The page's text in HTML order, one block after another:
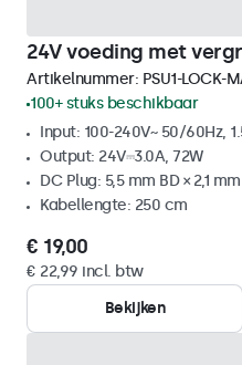
24V voeding met
Artikelnummer: PSU1-LOCK-
100+ stuks beschikbaar
Input: 100-240V~ 50/60Hz,
Output: 24V⎓3.0A, 72W
DC Plug: 5,5 mm BD × 2,1
Kabellengte: 250 cm
€ 19,00
€ 22,99 incl. btw
Bekijken